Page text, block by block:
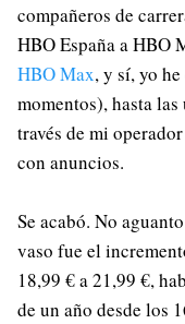
compañeros de
HBO España a HBO
HBO Max, y sí, yo
momentos), hasta
través de mi
con anuncios.
Se acabó. No
vaso fue el
18,99 € a 21,99 €,
de un año desde los